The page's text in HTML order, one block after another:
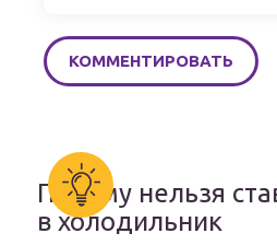
Почему нельзя
в холодильник